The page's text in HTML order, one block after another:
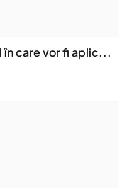
în care vor fi aplic...